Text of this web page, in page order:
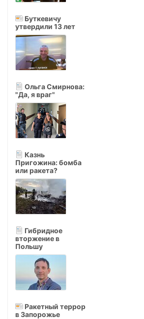
Буткевичу
утвердили 13 лет
Ольга Смирнова:
"Да, я враг"
Казнь
Пригожина: бомба
или ракета?
Гибридное
вторжение в
Польшу
Ракетный террор
в Запорожье